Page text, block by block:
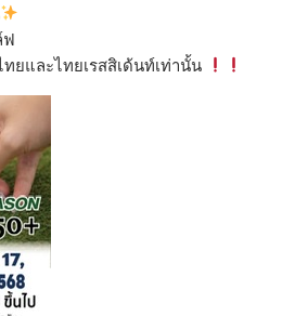
ฟ
ยและไทยเรสสิเด้นท์เท่านั้น